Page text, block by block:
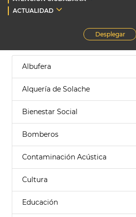
ACTUALIDAD
Desplegar
Albufera
Alquería de Solache
Bienestar Social
Bomberos
Contaminación Acústica
Cultura
Educación